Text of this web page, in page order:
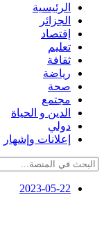
الرئيسية
الجزائر
إقتصاد
تعليم
ثقافة
رياضة
صحة
مجتمع
الدين و الحياة
دولي
إعلانات وإشهار
2023-05-22